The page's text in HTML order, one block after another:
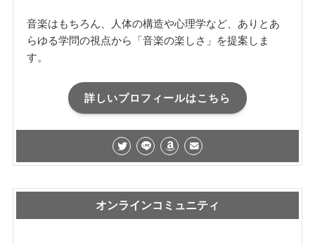
音楽はもちろん、人体の構造や心理学など、ありとあ
らゆる学問の視点から「音楽の楽しさ」を提案しま
す。
詳しいプロフィールはこちら
オンラインコミュニティ